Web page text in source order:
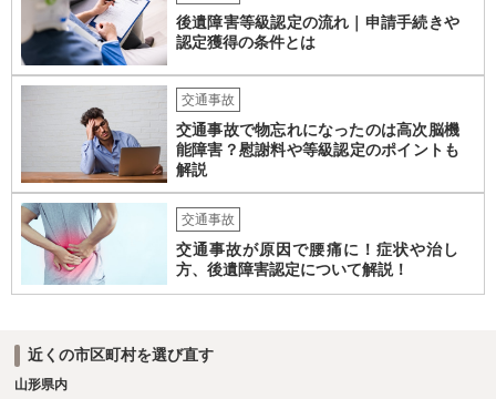
後遺障害等級認定の流れ｜申請手続きや
認定獲得の条件とは
交通事故
交通事故で物忘れになったのは高次脳機
能障害？慰謝料や等級認定のポイントも
解説
交通事故
交通事故が原因で腰痛に！症状や治し
方、後遺障害認定について解説！
近くの市区町村を選び直す
山形県内